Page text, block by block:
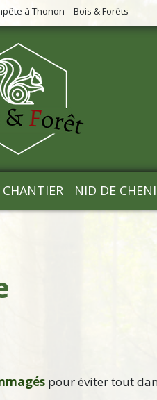
à Thonon – Bois & Forêts
CHANTIER NID DE
pour éviter tout